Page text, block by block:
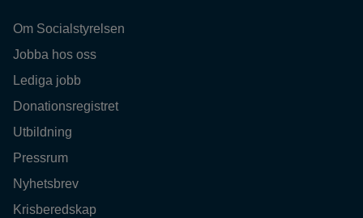
Om Socialstyrelsen
Jobba hos oss
Lediga jobb
Donationsregistret
Utbildning
Pressrum
Nyhetsbrev
Krisberedskap